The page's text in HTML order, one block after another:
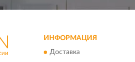
ИНФОРМАЦИЯ
Доставка